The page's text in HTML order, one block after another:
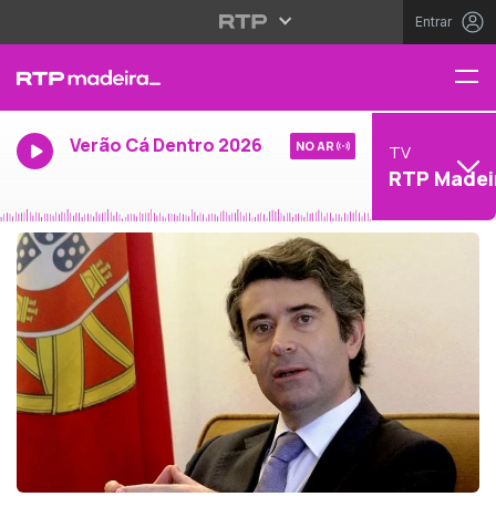
Entrar
Verão Cá Dentro 2026 NO AR TV
RTP